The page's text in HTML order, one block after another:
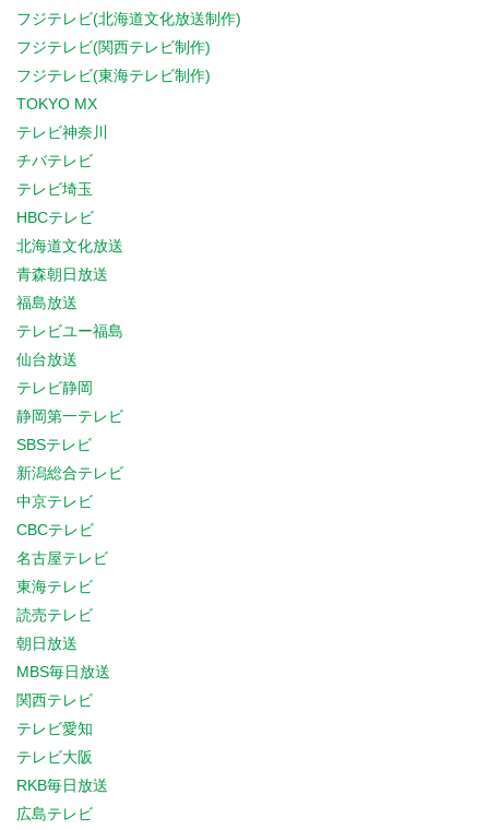
フジテレビ(北海道文化放送制作)
フジテレビ(関西テレビ制作)
フジテレビ(東海テレビ制作)
TOKYO MX
テレビ神奈川
チバテレビ
テレビ埼玉
HBCテレビ
北海道文化放送
青森朝日放送
福島放送
テレビユー福島
仙台放送
テレビ静岡
静岡第一テレビ
SBSテレビ
新潟総合テレビ
中京テレビ
CBCテレビ
名古屋テレビ
東海テレビ
読売テレビ
朝日放送
MBS毎日放送
関西テレビ
テレビ愛知
テレビ大阪
RKB毎日放送
広島テレビ